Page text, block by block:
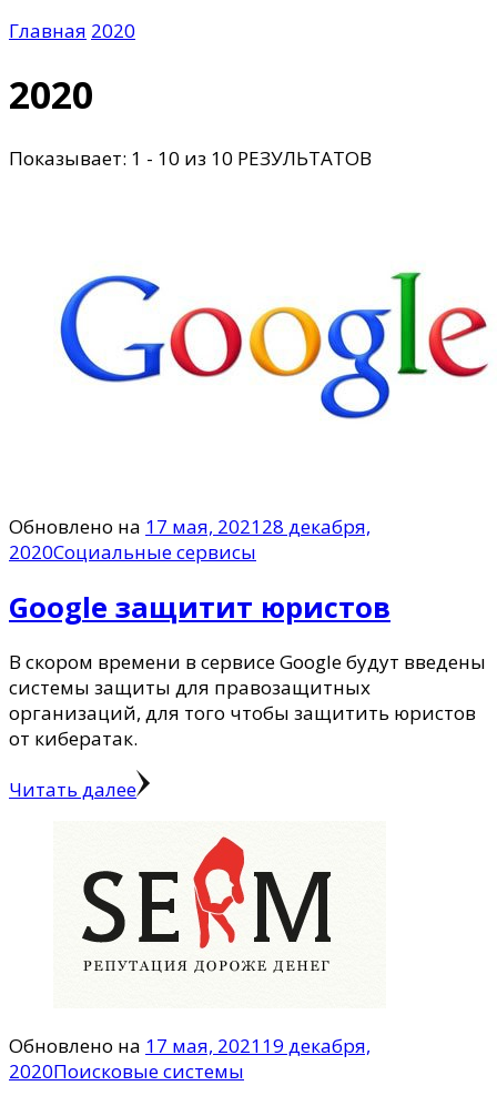
Главная 2020
2020
Показывает: 1 - 10 из 10 РЕЗУЛЬТАТОВ
Обновлено на 17 мая, 202128 декабря,
2020Социальные сервисы
Google защитит юристов
В скором времени в сервисе Google будут введены
системы защиты для правозащитных
организаций, для того чтобы защитить юристов
от кибератак.
Читать далее
Обновлено на 17 мая, 202119 декабря,
2020Поисковые системы